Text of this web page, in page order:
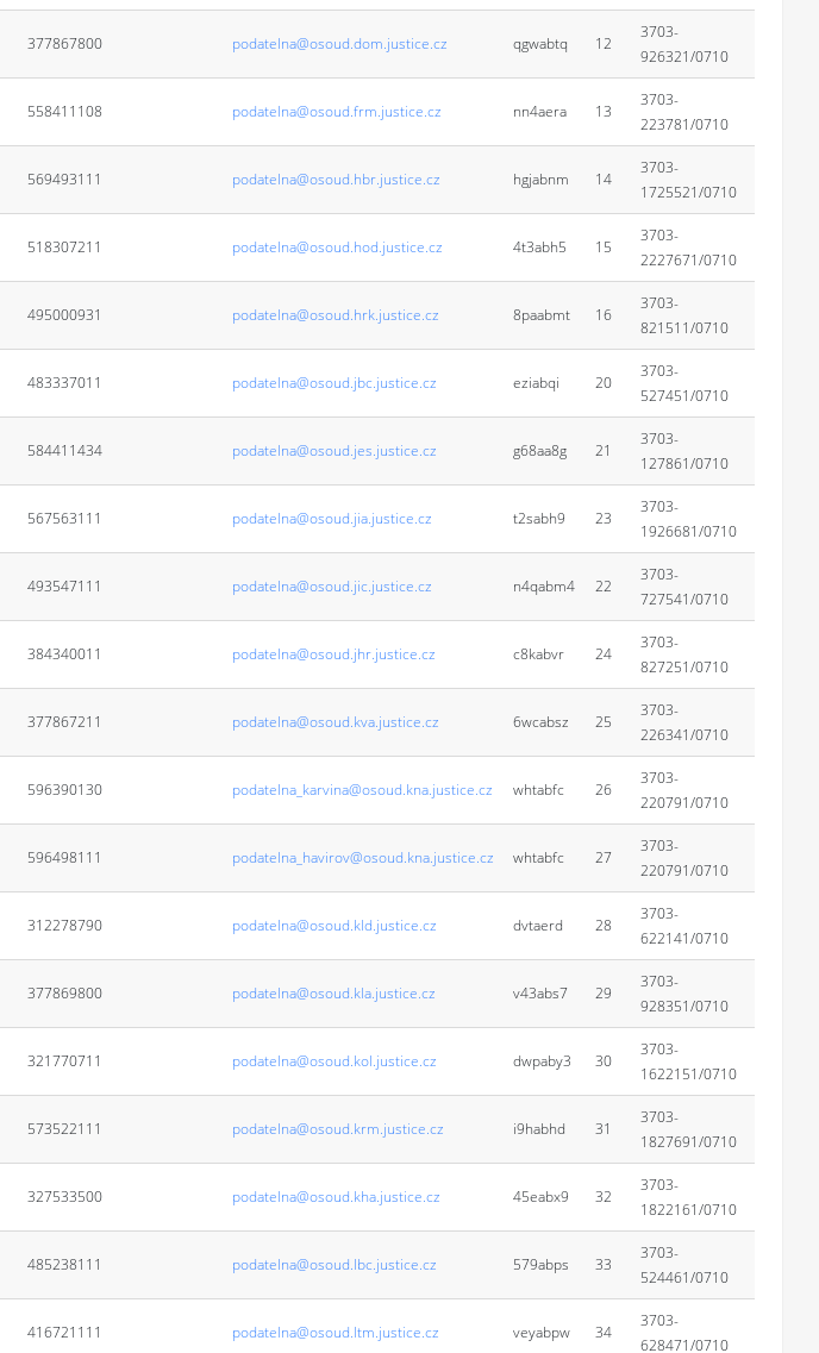
377867800 podatelna@osoud.dom.justice.cz qgwabtq 12
3703-
926321/0710
558411108 podatelna@osoud.frm.justice.cz nn4aera 13
3703-
223781/0710
569493111 podatelna@osoud.hbr.justice.cz hgjabnm 14
3703-
1725521/0710
518307211 podatelna@osoud.hod.justice.cz 4t3abh5 15
3703-
2227671/0710
495000931 podatelna@osoud.hrk.justice.cz 8paabmt 16
3703-
821511/0710
483337011 podatelna@osoud.jbc.justice.cz eziabqi 20
3703-
527451/0710
584411434 podatelna@osoud.jes.justice.cz g68aa8g 21
3703-
127861/0710
567563111 podatelna@osoud.jia.justice.cz t2sabh9 23
3703-
1926681/0710
493547111 podatelna@osoud.jic.justice.cz n4qabm4 22
3703-
727541/0710
384340011 podatelna@osoud.jhr.justice.cz c8kabvr 24
3703-
827251/0710
377867211 podatelna@osoud.kva.justice.cz 6wcabsz 25
3703-
226341/0710
596390130 podatelna_karvina@osoud.kna.justice.cz whtabfc 26
3703-
220791/0710
596498111 podatelna_havirov@osoud.kna.justice.cz whtabfc 27
3703-
220791/0710
312278790 podatelna@osoud.kld.justice.cz dvtaerd 28
3703-
622141/0710
377869800 podatelna@osoud.kla.justice.cz v43abs7 29
3703-
928351/0710
321770711 podatelna@osoud.kol.justice.cz dwpaby3 30
3703-
1622151/0710
573522111 podatelna@osoud.krm.justice.cz i9habhd 31
3703-
1827691/0710
327533500 podatelna@osoud.kha.justice.cz 45eabx9 32
3703-
1822161/0710
485238111 podatelna@osoud.lbc.justice.cz 579abps 33
3703-
524461/0710
416721111 podatelna@osoud.ltm.justice.cz veyabpw 34
3703-
628471/0710